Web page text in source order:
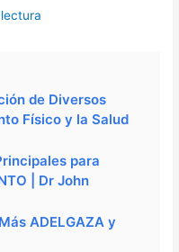
de Diversos
Físico y la Salud
para
| Dr John
ADELGAZA y